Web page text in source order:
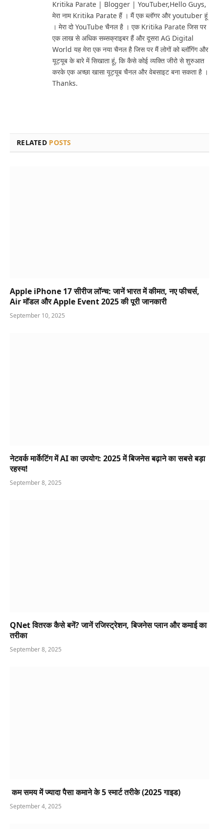
Kritika Parate | Blogger | YouTuber,Hello Guys,
मेरा नाम Kritika Parate हैं । मैं एक ब्लॉगर और youtuber हूं
। मेरा दो YouTube चैनल है । एक Kritika Parate जिस पर
एक लाख से अधिक सब्सक्राइबर हैं और दूसरा AG Digital
World यह मेरा एक नया चैनल है जिस पर मैं लोगों को ब्लॉगिंग और
यूट्यूब के बारे में सिखाता हूं, कि कैसे कोई व्यक्ति जीरो से शुरुआत
करके एक अच्छा खासा यूट्यूब चैनल और वेबसाइट बना सकता है ।
Thanks.
RELATED POSTS
Apple iPhone 17 सीरीज लॉन्च: जानें भारत में कीमत, नए फीचर्स,
Air मॉडल और Apple Event 2025 की पूरी जानकारी
September 10, 2025
नेटवर्क मार्केटिंग में AI का उपयोग: 2025 में बिजनेस बढ़ाने का सबसे बड़ा
रहस्य!
September 8, 2025
QNet वितरक कैसे बनें? जानें रजिस्ट्रेशन, बिजनेस प्लान और कमाई का
तरीका
September 8, 2025
कम समय में ज्यादा पैसा कमाने के 5 स्मार्ट तरीके (2025 गाइड)
September 4, 2025